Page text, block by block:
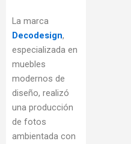
La marca
Decodesign,
especializada en
muebles
modernos de
diseño, realizó
una producción
de fotos
ambientada con